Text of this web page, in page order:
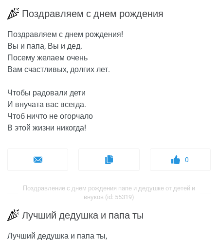
Поздравляем с днем рождения
Поздравляем с днем рождения!
Вы и папа, Вы и дед.
Посему желаем очень
Вам счастливых, долгих лет.
Чтобы радовали дети
И внучата вас всегда.
Чтоб ничто не огорчало
В этой жизни никогда!
0
Поздравление с днем рождения папе и дедушке от детей и
внуков (id: 55319)
Лучший дедушка и папа ты
Лучший дедушка и папа ты,